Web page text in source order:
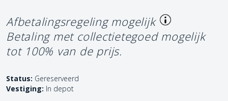
Afbetalingsregeling mogelijk
Betaling met collectietegoed mogelijk
tot 100% van de prijs.
Status: Gereserveerd
Vestiging: In depot